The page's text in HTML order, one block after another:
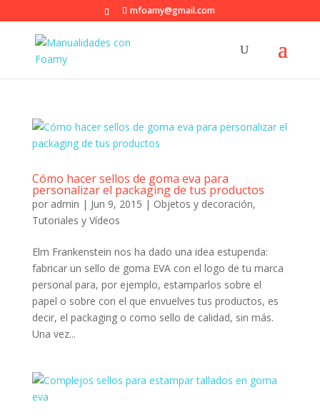
mfoamy@gmail.com
Cómo hacer sellos de goma eva para
personalizar el packaging de tus productos
por admin | Jun 9, 2015 | Objetos y decoración,
Tutoriales y Vídeos
Elm Frankenstein nos ha dado una idea estupenda:
fabricar un sello de goma EVA con el logo de tu marca
personal para, por ejemplo, estamparlos sobre el
papel o sobre con el que envuelves tus productos, es
decir, el packaging o como sello de calidad, sin más.
Una vez...